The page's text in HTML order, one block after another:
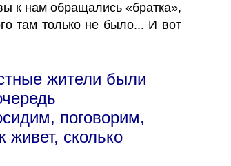
к нам обращались «братка»,
там только не было... И вот
жители были
поговорим,
живет, сколько